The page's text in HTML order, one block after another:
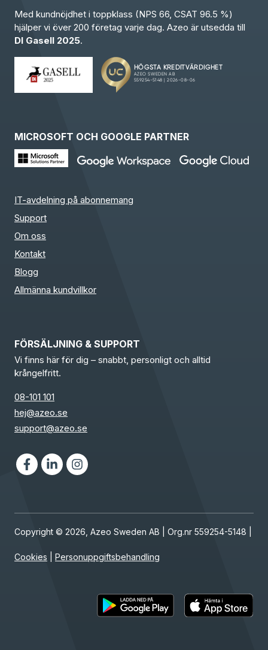
Med kundnöjdhet i toppklass (NPS 66, CSAT 96.5 %)
hjälper vi över 200 företag varje dag. Azeo är utsedda till
DI Gasell 2025.
MICROSOFT OCH GOOGLE PARTNER
IT-avdelning på abonnemang
Support
Om oss
Kontakt
Blogg
Allmänna kundvillkor
FÖRSÄLJNING & SUPPORT
Vi finns här för dig – snabbt, personligt och alltid
krångelfritt.
08-101 101
hej@azeo.se
support@azeo.se
Facebook
LinkedInInstagram
Copyright © 2026, Azeo Sweden AB | Org.nr 559254-5148 |
Cookies Personuppgiftsbehandling